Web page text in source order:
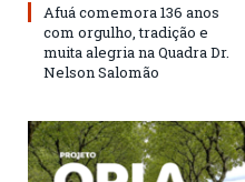
Afuá comemora 136 anos
com orgulho, tradição e
muita alegria na Quadra Dr.
Nelson Salomão